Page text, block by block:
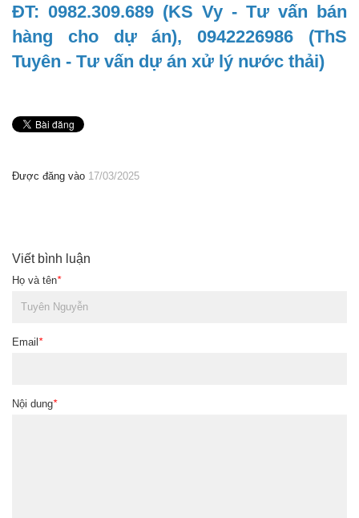
ĐT: 0982.309.689 (KS Vy - Tư vấn bán
hàng cho dự án), 0942226986 (ThS
Tuyên - Tư vấn dự án xử lý nước thải)
Được đăng vào 17/03/2025
Viết bình luận
Họ và tên*
Email *
Nội dung*